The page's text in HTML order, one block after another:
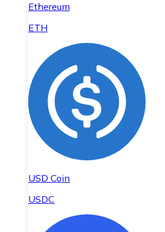
Ethereum
ETH
USD Coin
USDC